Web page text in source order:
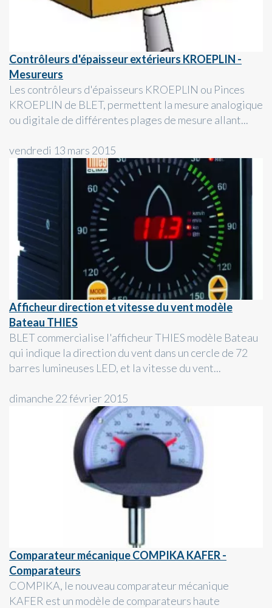
Contrôleurs d'épaisseur extérieurs KROEPLIN -
Mesureurs
Les contrôleurs d'épaisseurs KROEPLIN ou Pinces
KROEPLIN de BLET, permettent la mesure analogique
ou digitale de différentes plages de mesure allant...
vendredi 13 mars 2015
Afficheur direction et vitesse du vent modèle
Bateau THIES
BLET commercialise l'afficheur THIES modèle Bateau
qui indique la direction du vent dans un cercle de 72
barres lumineuses LED, et la vitesse du vent...
dimanche 22 février 2015
Comparateur mécanique COMPIKA KAFER -
Comparateurs
COMPIKA, le nouveau comparateur mécanique
KAFER est un modèle de comparateurs haute